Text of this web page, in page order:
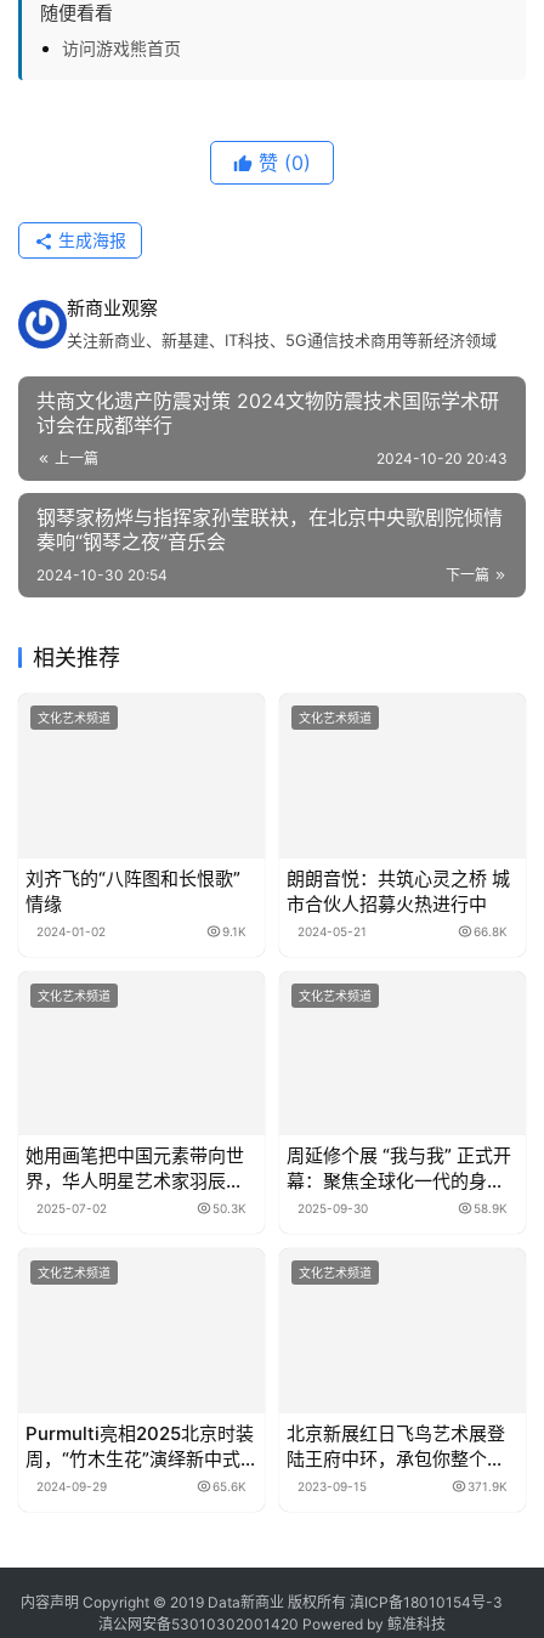
随便看看
访问游戏熊首页
赞 (0)
生成海报
新商业观察
关注新商业、新基建、IT科技、5G通信技术商用等新经济领域
共商文化遗产防震对策 2024文物防震技术国际学术研
讨会在成都举行
上一篇 2024-10-20 20:43
钢琴家杨烨与指挥家孙莹联袂，在北京中央歌剧院倾情
奏响“钢琴之夜”音乐会
下一篇
2024-10-30 20:54
相关推荐
文化艺术频道
刘齐飞的“八阵图和长恨歌”
情缘
2024-01-02 9.1K
文化艺术频道
朗朗音悦：共筑心灵之桥 城
市合伙人招募火热进行中
2024-05-21 66.8K
文化艺术频道
她用画笔把中国元素带向世
界，华人明星艺术家羽辰。
这位在纽约的中国艺术家，
2025-07-02 50.3K
文化艺术频道
周延修个展 “我与我” 正式开
幕：聚焦全球化一代的身份
漂流与自我探索
2025-09-30 58.9K
文化艺术频道
Purmulti亮相2025北京时装
周，“竹木生花”演绎新中式
时尚
2024-09-29 65.6K
文化艺术频道
北京新展红日飞鸟艺术展登
陆王府中环，承包你整个秋
天的浪漫
2023-09-15 371.9K
内容声明 Copyright © 2019 Data新商业 版权所有 滇ICP备18010154号-3
滇公网安备53010302001420 Powered by 鲸准科技